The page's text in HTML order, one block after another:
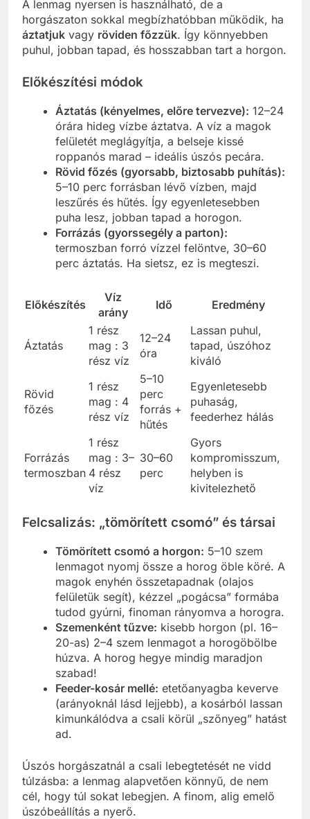
A lenmag nyersen is használható, de a
horgászaton sokkal megbízhatóbban működik, ha
áztatjuk vagy röviden főzzük. Így könnyebben
puhul, jobban tapad, és hosszabban tart a horgon.
Előkészítési módok
Áztatás (kényelmes, előre tervezve): 12–24
órára hideg vízbe áztatva. A víz a magok
felületét meglágyítja, a belseje kissé
roppanós marad – ideális úszós pecára.
Rövid főzés (gyorsabb, biztosabb puhítás):
5–10 perc forrásban lévő vízben, majd
leszűrés és hűtés. Így egyenletesebben
puha lesz, jobban tapad a horogon.
Forrázás (gyorssegély a parton):
termoszban forró vízzel felöntve, 30–60
perc áztatás. Ha sietsz, ez is megteszi.
Előkészítés
Víz
arány
Idő Eredmény
Áztatás
1 rész
mag : 3
rész víz
12–24
óra
Lassan puhul,
tapad, úszóhoz
kiváló
Rövid
főzés
1 rész
mag : 4
rész víz
5–10
perc
forrás +
hűtés
Egyenletesebb
puhaság,
feederhez hálás
Forrázás
termoszban
1 rész
mag : 3–
4 rész
víz
30–60
perc
Gyors
kompromisszum,
helyben is
kivitelezhető
Felcsalizás: „tömörített csomó” és társai
Tömörített csomó a horgon: 5–10 szem
lenmagot nyomj össze a horog öble köré. A
magok enyhén összetapadnak (olajos
felületük segít), kézzel „pogácsa” formába
tudod gyúrni, finoman rányomva a horogra.
Szemenként tűzve: kisebb horgon (pl. 16–
20-as) 2–4 szem lenmagot a horogöbölbe
húzva. A horog hegye mindig maradjon
szabad!
Feeder-kosár mellé: etetőanyagba keverve
(arányoknál lásd lejjebb), a kosárból lassan
kimunkálódva a csali körül „szőnyeg” hatást
ad.
Úszós horgászatnál a csali lebegtetését ne vidd
túlzásba: a lenmag alapvetően könnyű, de nem
cél, hogy túl sokat lebegjen. A finom, alig emelő
úszóbeállítás a nyerő.